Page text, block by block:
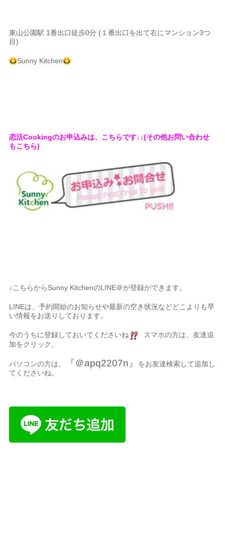
東山公園駅 1番出口徒歩0分 (１番出口を出て右にマンション3つ
目)
Sunny Kitchen
恋活Cookingのお申込みは、こちらです↓↓(その他お問い合わせ
もこちら)
↓こちらからSunny KitchenのLINE＠が登録ができます。
LINEは、予約開始のお知らせや最新の空き状況などどこよりも早
い情報をお送りしております。
今のうちに登録しておいてくださいね
スマホの方は、友達追
加をクリック。
パソコンの方は、 『＠apq2207n』
をお友達検索して追加し
てくださいね。